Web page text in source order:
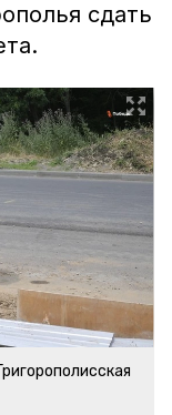
сдать